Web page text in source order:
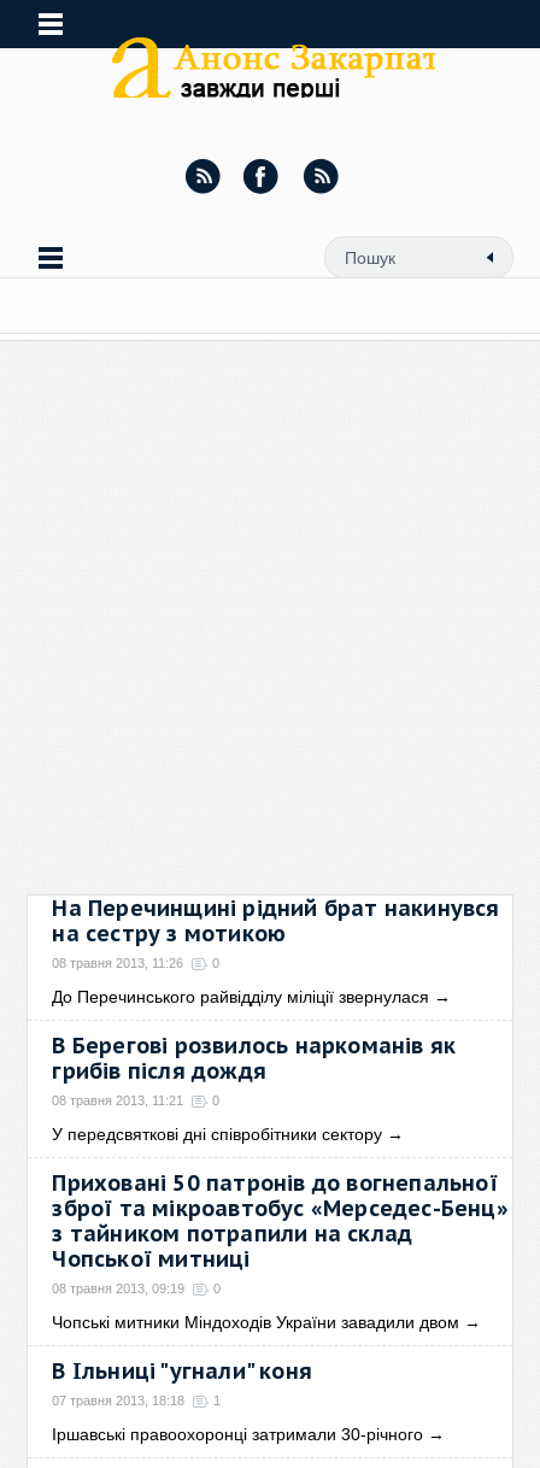
На Перечинщині рідний брат накинувся
на сестру з мотикою
08 травня 2013, 11:26 0
До Перечинського райвідділу міліції звернулася →
В Берегові розвилось наркоманів як
грибів після дождя
08 травня 2013, 11:21 0
У передсвяткові дні співробітники сектору →
Приховані 50 патронів до вогнепальної
зброї та мікроавтобус «Мерседес-Бенц»
з тайником потрапили на склад
Чопської митниці
08 травня 2013, 09:19 0
Чопські митники Міндоходів України завадили двом →
В Ільниці "угнали" коня
07 травня 2013, 18:18 1
Іршавські правоохоронці затримали 30-річного →